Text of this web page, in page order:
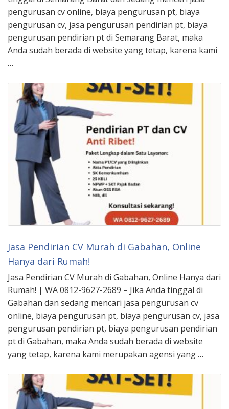
pengurusan cv online, biaya pengurusan pt, biaya
pengurusan cv, jasa pengurusan pendirian pt, biaya
pengurusan pendirian pt di Semarang Barat, maka
Anda sudah berada di website yang tetap, karena kami
…
Jasa Pendirian CV Murah di Gabahan, Online
Hanya dari Rumah!
Jasa Pendirian CV Murah di Gabahan, Online Hanya dari
Rumah! | WA 0812-9627-2689 – Jika Anda tinggal di
Gabahan dan sedang mencari jasa pengurusan cv
online, biaya pengurusan pt, biaya pengurusan cv, jasa
pengurusan pendirian pt, biaya pengurusan pendirian
pt di Gabahan, maka Anda sudah berada di website
yang tetap, karena kami merupakan agensi yang …